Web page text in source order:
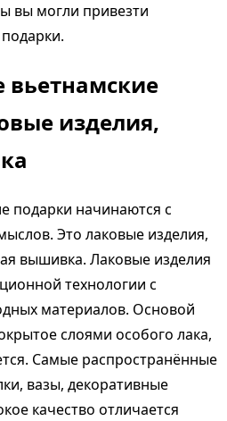
вы могли привезти
изделия,
подарки начинаются с
Это лаковые изделия,
вышивка. Лаковые изделия
технологии с
материалов. Основой
слоями особого лака,
Самые распространённые
вазы, декоративные
качество отличается